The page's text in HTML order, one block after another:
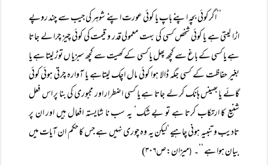
’’اگر کوئی بچہ اپنے باپ یا کوئی عورت اپنے شوہر کی جیب سے چند روپے
اڑا لیتی ہے یا کوئی شخص کسی کی بہت معمولی قدر و قیمت کی کوئی چیز چرا لے جاتا
ہے یا کسی کے باغ سے کچھ پھل یا کسی کے کھیت سے کچھ سبزیا ں توڑ لیتا ہے یا
بغیر حفاظت کے کسی جگہ ڈالا ہوا کوئی مال اچک لیتاہے یا آوارہ چرتی ہوئی کوئی
گائے یابھینس ہانک کر لے جاتا ہے یا کسی اضطرار اور مجبوری کی بنا پر اس فعل
شنیع کا ارتکاب کرتا ہے تو بے شک‘ یہ سب نا شایستہ افعال ہیں اور ان پر
تادیب و تنبیہ ہونی چاہیے ‘لیکن یہ وہ چوری نہیں ہے جس کا حکم ان آیات میں
بیان ہوا ہے ‘‘۔ (میزان:ص۳۰۶)